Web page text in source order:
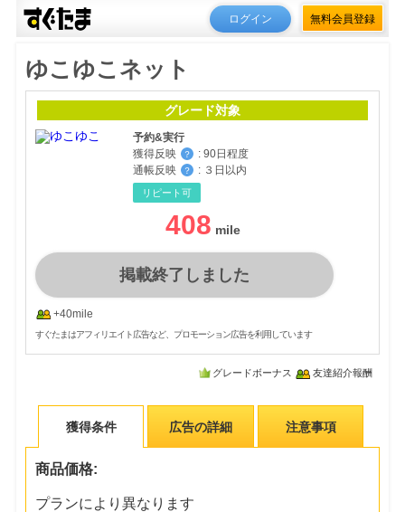
ログイン 無料会員登録
ゆこゆこネット
グレード対象
予約&実行
獲得反映
？ : 90日程度
通帳反映
？ : ３日以内
リピート可
408
掲載終了しました
+40mile
すぐたまはアフィリエイト広告など、プロモーション広告を利用しています
グレードボーナス 友達紹介報酬
獲得条件 広告の詳細 注意事項
商品価格:
プランにより異なります